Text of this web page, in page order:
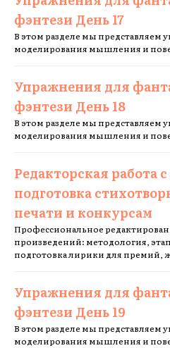
фэнтези День 17
В этом разделе мы представляем
моделирования мышления и
Упражнения для
фэнтези День 18
В этом разделе мы представляем
моделирования мышления и
Редакторская работа
подготовка
печати и конкурсам
Профессиональное
произведений: методология,
подготовка лирики для премий,
Упражнения для
фэнтези День 19
В этом разделе мы представляем
моделирования мышления и